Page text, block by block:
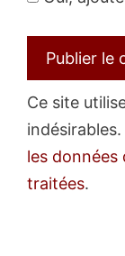
Ce site
indésirables.
les
traitées.